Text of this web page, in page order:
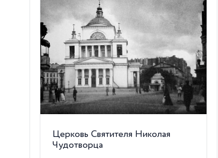
Церковь Святителя Николая
Чудотворца